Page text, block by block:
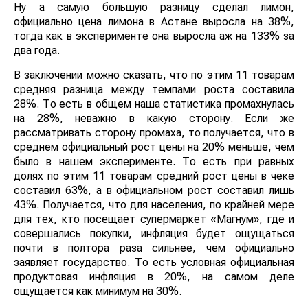
Ну а самую большую разницу сделал лимон,
официально цена лимона в Астане выросла на 38%,
тогда как в эксперименте она выросла аж на 133% за
два года.
В заключении можно сказать, что по этим 11 товарам
средняя разница между темпами роста составила
28%. То есть в общем наша статистика промахнулась
на 28%, неважно в какую сторону. Если же
рассматривать сторону промаха, то получается, что в
среднем официальный рост цены на 20% меньше, чем
было в нашем эксперименте. То есть при равных
долях по этим 11 товарам средний рост цены в чеке
составил 63%, а в официальном рост составил лишь
43%. Получается, что для населения, по крайней мере
для тех, кто посещает супермаркет «Магнум», где и
совершались покупки, инфляция будет ощущаться
почти в полтора раза сильнее, чем официально
заявляет государство. То есть условная официальная
продуктовая инфляция в 20%, на самом деле
ощущается как минимум на 30%.